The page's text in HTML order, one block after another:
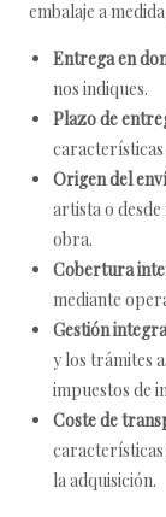
embalaje a
Entrega en
nos indiques.
Plazo de
características
Origen del
artista o
obra.
Cobertura
mediante
Gestión
y los trámites
impuestos de
Coste de
la adquisición.